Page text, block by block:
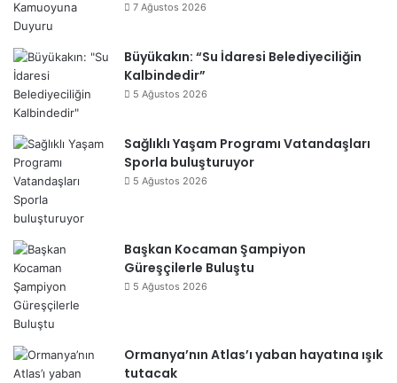
7 Ağustos 2026
Büyükakın: “Su İdaresi Belediyeciliğin
Kalbindedir”
5 Ağustos 2026
Sağlıklı Yaşam Programı Vatandaşları
Sporla buluşturuyor
5 Ağustos 2026
Başkan Kocaman Şampiyon
Güreşçilerle Buluştu
5 Ağustos 2026
Ormanya’nın Atlas’ı yaban hayatına ışık
tutacak